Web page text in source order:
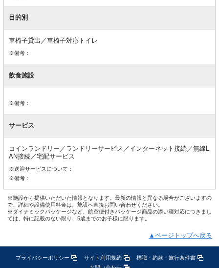
目的別
車椅子貸出／車椅子対応トイレ
※備考：
飲食施設
※備考：
サービス
コインランドリー／ランドリーサービス／インターネット接続／無線L
AN接続／宅配サービス
※送迎サービスについて：
※備考：
※施設から提供いただいた情報となります。最新の情報と異なる場合がございますの
で、詳細や設備使用料金は、施設へ直接お問い合わせください。
※ダイナミックパッケージなど、航空便付きパッケージ商品の添い寝対応につきまし
ては、特に記載のない限り、5歳までのお子様に限ります。
▲ページトップへ戻る
プライバシーポリシー サイト利用規約
標識・約款・旅行条件書